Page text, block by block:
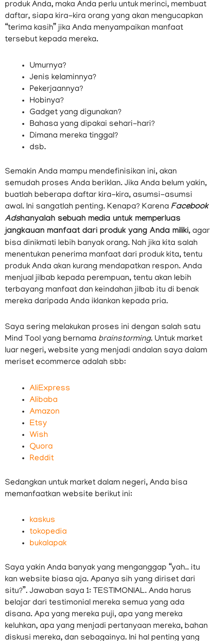
produk Anda, maka Anda perlu untuk merinci, membuat
daftar, siapa kira-kira orang yang akan mengucapkan
“terima kasih” jika Anda menyampaikan manfaat
tersebut kepada mereka.
Umurnya?
Jenis kelaminnya?
Pekerjaannya?
Hobinya?
Gadget yang digunakan?
Bahasa yang dipakai sehari-hari?
Dimana mereka tinggal?
dsb.
Semakin Anda mampu mendefinisikan ini, akan
semudah proses Anda beriklan. Jika Anda belum yakin,
buatlah beberapa daftar kira-kira, asumsi-asumsi
awal. Ini sangatlah penting. Kenapa? Karena Facebook
Adshanyalah sebuah media untuk memperluas
jangkauan manfaat dari produk yang Anda miliki, agar
bisa dinikmati lebih banyak orang. Nah jika kita salah
menentukan penerima manfaat dari produk kita, tentu
produk Anda akan kurang mendapatkan respon. Anda
menjual jilbab kepada perempuan, tentu akan lebih
terbayang manfaat dan keindahan jilbab itu di benak
mereka daripada Anda iklankan kepada pria.
Saya sering melakukan proses ini dengan salah satu
Mind Tool yang bernama brainstorming. Untuk market
luar negeri, website yang menjadi andalan saya dalam
meriset ecommerce adalah sbb:
AliExpress
Alibaba
Amazon
Etsy
Wish
Quora
Reddit
Sedangkan untuk market dalam negeri, Anda bisa
memanfaatkan website berikut ini:
kaskus
tokopedia
bukalapak
Saya yakin Anda banyak yang menganggap “yah.. itu
kan website biasa aja. Apanya sih yang diriset dari
situ?”. Jawaban saya 1: TESTIMONIAL. Anda harus
belajar dari testimonial mereka semua yang ada
disana. Apa yang mereka puji, apa yang mereka
keluhkan, apa yang menjadi pertanyaan mereka, bahan
diskusi mereka, dan sebagainya. Ini hal penting yang